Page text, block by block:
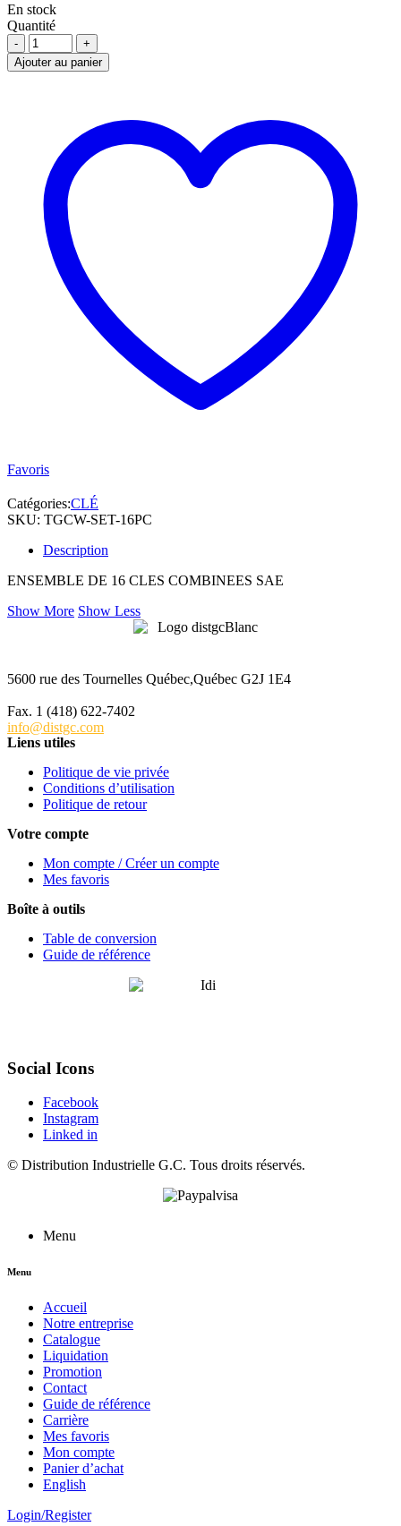
En stock
Quantité
ENSEMBLE
DE
16
Ajouter au panier
Favoris
Catégories:CLÉ
SKU: TGCW-SET-16PC
Description
ENSEMBLE DE 16 CLES COMBINEES SAE
Show More Show Less
5600 rue des Tournelles Québec,Québec G2J 1E4
Fax. 1 (418) 622-7402
info@distgc.com
Liens utiles
Politique de vie privée
Conditions d’utilisation
Politique de retour
Votre compte
Mon compte / Créer un compte
Mes favoris
Boîte à outils
Table de conversion
Guide de référence
Social Icons
Facebook
Instagram
Linked in
© Distribution Industrielle G.C. Tous droits réservés.
Menu
Menu
Accueil
Notre entreprise
Catalogue
Liquidation
Promotion
Contact
Guide de référence
Carrière
Mes favoris
Mon compte
Panier d’achat
English
Login/Register